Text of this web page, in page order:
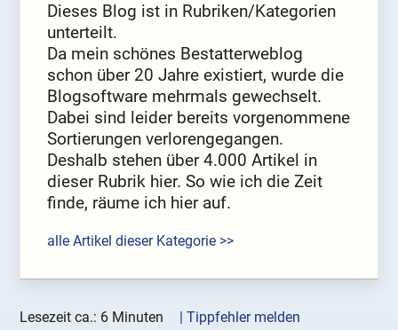
Dieses Blog ist in Rubriken/Kategorien
unterteilt.
Da mein schönes Bestatterweblog
schon über 20 Jahre existiert, wurde die
Blogsoftware mehrmals gewechselt.
Dabei sind leider bereits vorgenommene
Sortierungen verlorengegangen.
Deshalb stehen über 4.000 Artikel in
dieser Rubrik hier. So wie ich die Zeit
finde, räume ich hier auf.
alle Artikel dieser Kategorie >>
Lesezeit ca.: 6 Minuten
| Tippfehler melden